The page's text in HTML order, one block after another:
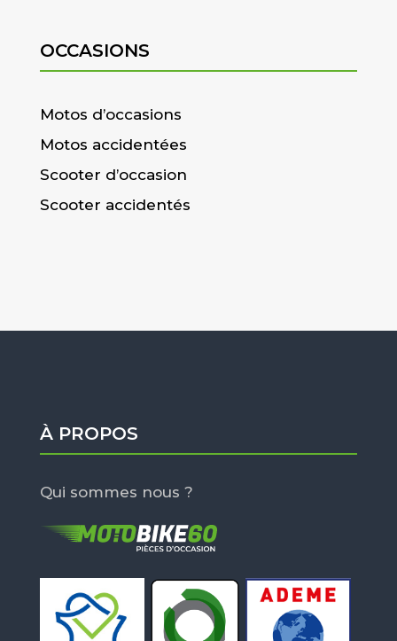
OCCASIONS
Motos d’occasions
Motos accidentées
Scooter d’occasion
Scooter accidentés
À PROPOS
Qui sommes nous ?